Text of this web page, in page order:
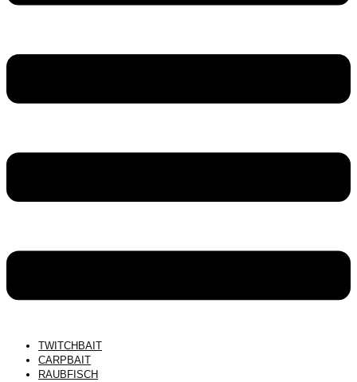
TWITCHBAIT
CARPBAIT
RAUBFISCH